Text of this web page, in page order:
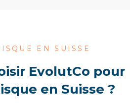
EN SUISSE
EvolutCo pour
en Suisse ?